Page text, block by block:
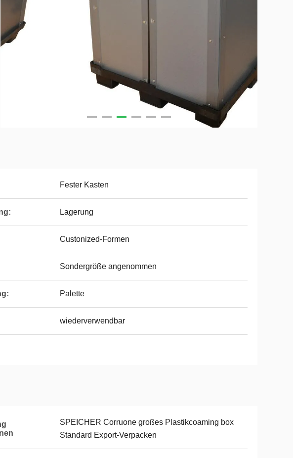
Fester Kasten
Lagerung
Custonized-Formen
Sondergröße angenommen
Palette
wiederverwendbar
SPEICHER Corruone großes Plastikcoaming box
Standard Export-Verpacken